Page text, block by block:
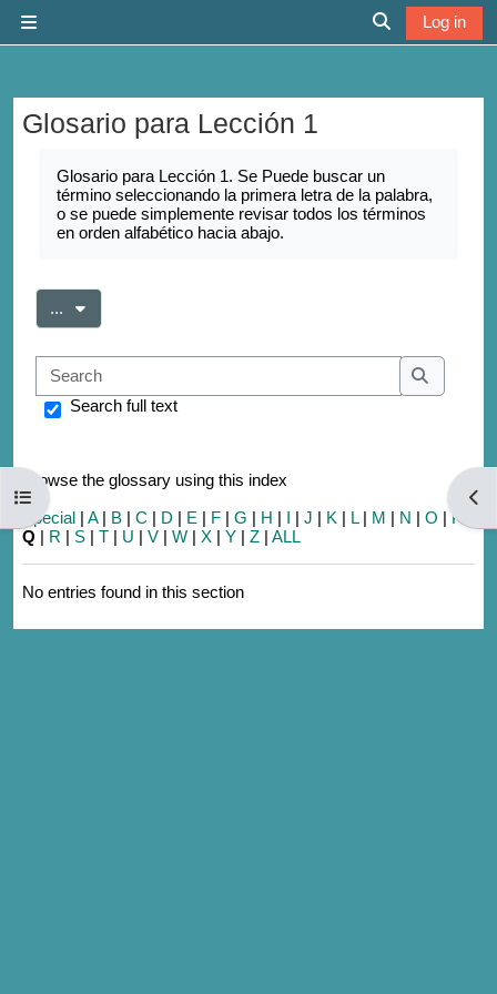
Toggle search
Log in
Open course index
Glosario para Lección 1
Glosario para Lección 1. Se Puede buscar un
término seleccionando la primera letra de la palabra,
o se puede simplemente revisar todos los términos
en orden alfabético hacia abajo.
... Export entries
Search
Search
Search full text
Browse the glossary using this index
Special | A| B | C | D | E | F | G | H | I | J | K | L| M | N | O |P
Q | R | S | T | U | V | W | X | Y | Z | ALL
No entries found in this section